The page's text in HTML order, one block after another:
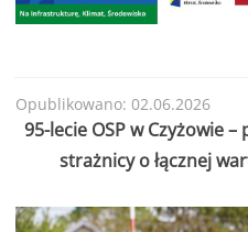
Opublikowano: 02.06.2026
95-lecie OSP w Czyżowie
strażnicy o łącznej